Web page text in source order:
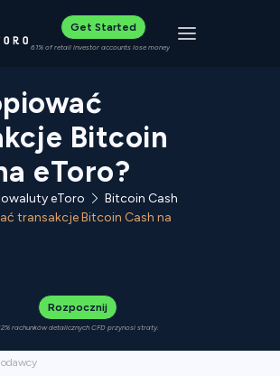
Get Started
61% of retail investor accounts lose money Toggle
Bitcoin
eToro?
eToro
Bitcoin Cash
transakcje Bitcoin Cash na
Rozpocznij
rachunków detalicznych CFD przynosi straty.